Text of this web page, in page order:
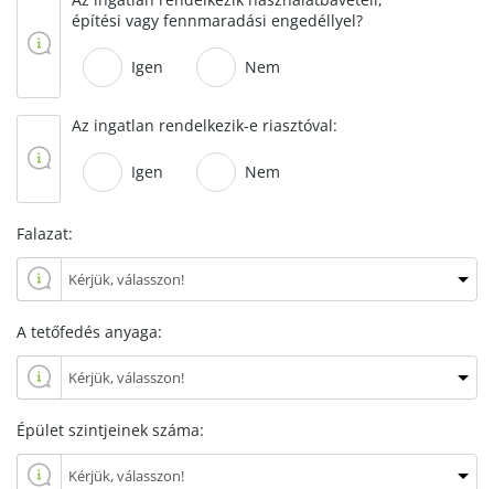
építési vagy fennmaradási engedéllyel?
Igen Nem
Az ingatlan rendelkezik-e riasztóval:
Igen Nem
Falazat:
A tetőfedés anyaga:
Épület szintjeinek száma: